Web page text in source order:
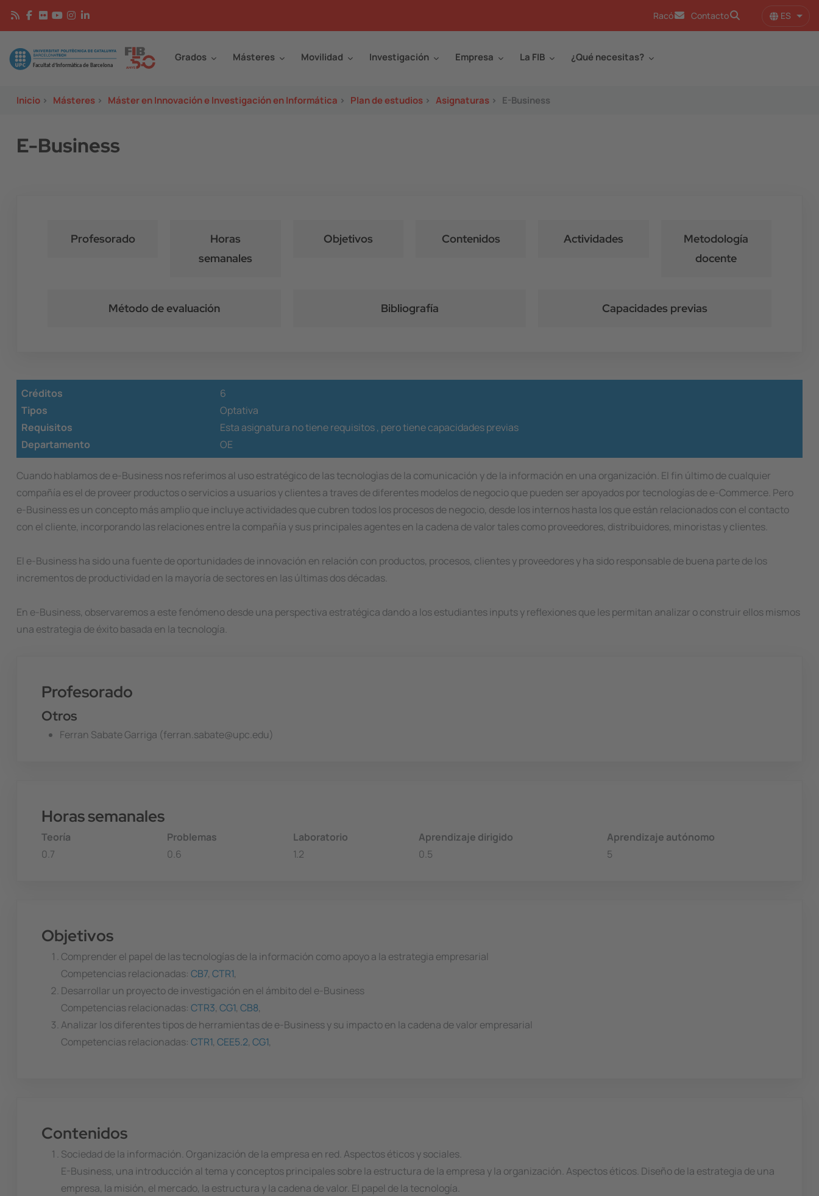
Pasar al contenido principal
Racó Contacto ES
Image Grados Másteres Movilidad Investigación Empresa La FIB ¿Qué necesitas?
Inicio > Másteres > Máster en Innovación e Investigación en Informática > Plan de estudios > Asignaturas > E-Business
E-Business
Profesorado
Horas
semanales
Objetivos Contenidos Actividades
Metodología
docente
Método de evaluación Bibliografía Capacidades previas
Créditos
6
Tipos
Optativa
Requisitos
Esta asignatura no tiene requisitos , pero tiene capacidades previas
Departamento
OE
Cuando hablamos de e-Business nos referimos al uso estratégico de las tecnologìas de la comunicación y de la información en una organización. El fin último de cualquier
compañía es el de proveer productos o servicios a usuarios y clientes a traves de diferentes modelos de negocio que pueden ser apoyados por tecnologías de e-Commerce. Pero
e-Business es un concepto más amplio que incluye actividades que cubren todos los procesos de negocio, desde los internos hasta los que están relacionados con el contacto
con el cliente, incorporando las relaciones entre la compañía y sus principales agentes en la cadena de valor tales como proveedores, distribuidores, minoristas y clientes.
El e-Business ha sido una fuente de oportunidades de innovación en relación con productos, procesos, clientes y proveedores y ha sido responsable de buena parte de los
incrementos de productividad en la mayoría de sectores en las últimas dos décadas.
En e-Business, observaremos a este fenómeno desde una perspectiva estratégica dando a los estudiantes inputs y reflexiones que les permitan analizar o construir ellos mismos
una estrategia de éxito basada en la tecnología.
Profesorado
Otros
Ferran Sabate Garriga (ferran.sabate@upc.edu)
Horas semanales
Teoría
0.7
Problemas
0.6
Laboratorio
1.2
Aprendizaje dirigido
0.5
Aprendizaje autónomo
5
Objetivos
Comprender el papel de las tecnologías de la información como apoyo a la estrategia empresarial
Competencias relacionadas: CB7, CTR1,
Desarrollar un proyecto de investigación en el ámbito del e-Business
Competencias relacionadas: CTR3, CG1, CB8,
Analizar los diferentes tipos de herramientas de e-Business y su impacto en la cadena de valor empresarial
Competencias relacionadas: CTR1, CEE5.2, CG1,
Contenidos
Sociedad de la información. Organización de la empresa en red. Aspectos éticos y sociales.
E-Business, una introducción al tema y conceptos principales sobre la estructura de la empresa y la organización. Aspectos éticos. Diseño de la estrategia de una
empresa, la misión, el mercado, la estructura y la cadena de valor. El papel de la tecnología.